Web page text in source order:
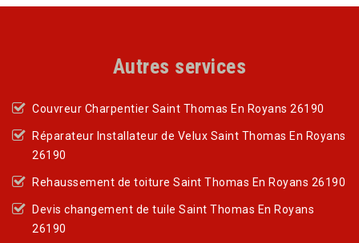
Autres services
Couvreur Charpentier Saint Thomas En Royans 26190
Réparateur Installateur de Velux Saint Thomas En Royans
26190
Rehaussement de toiture Saint Thomas En Royans 26190
Devis changement de tuile Saint Thomas En Royans
26190